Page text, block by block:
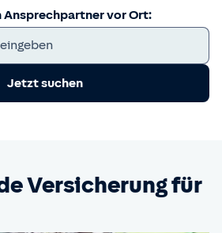
Ansprechpartner vor Ort:
Jetzt suchen
Versicherung für